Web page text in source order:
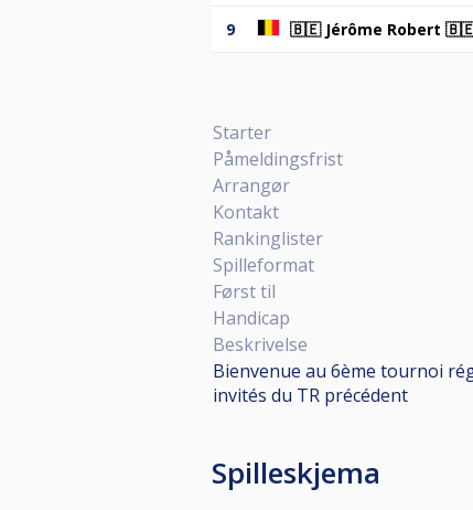
9 🇧🇪 Jérôme Robert
Starter
Påmeldingsfrist
Arrangør
Kontakt
Rankinglister
Spilleformat
Først til
Handicap
Beskrivelse
Bienvenue au 6ème tournoi
invités du TR précédent
Spilleskjema